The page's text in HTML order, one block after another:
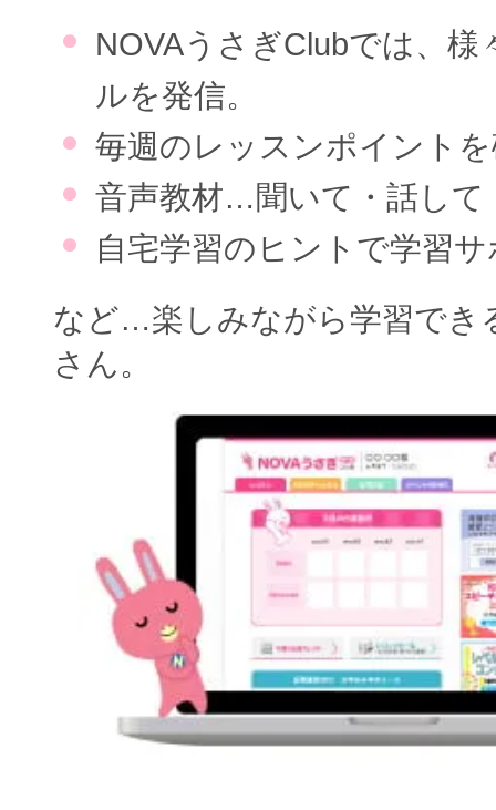
NOVAうさぎClubでは、様
ルを発信。
毎週のレッスンポイント
音声教材…聞いて・話して
自宅学習のヒントで学習
など…楽しみながら学習でき
さん。